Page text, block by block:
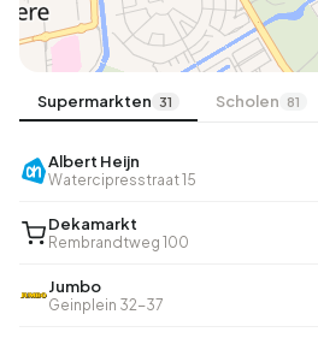
Supermarkten 31 Scholen 81
Albert Heijn
Watercipresstraat 15
Dekamarkt
Rembrandtweg 100
Jumbo
Geinplein 32-37